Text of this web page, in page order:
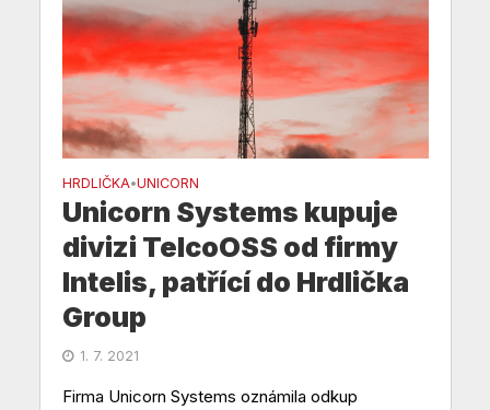
HRDLIČKA•UNICORN
Unicorn Systems kupuje
divizi TelcoOSS od firmy
Intelis, patřící do Hrdlička
Group
1. 7. 2021
Firma Unicorn Systems oznámila odkup